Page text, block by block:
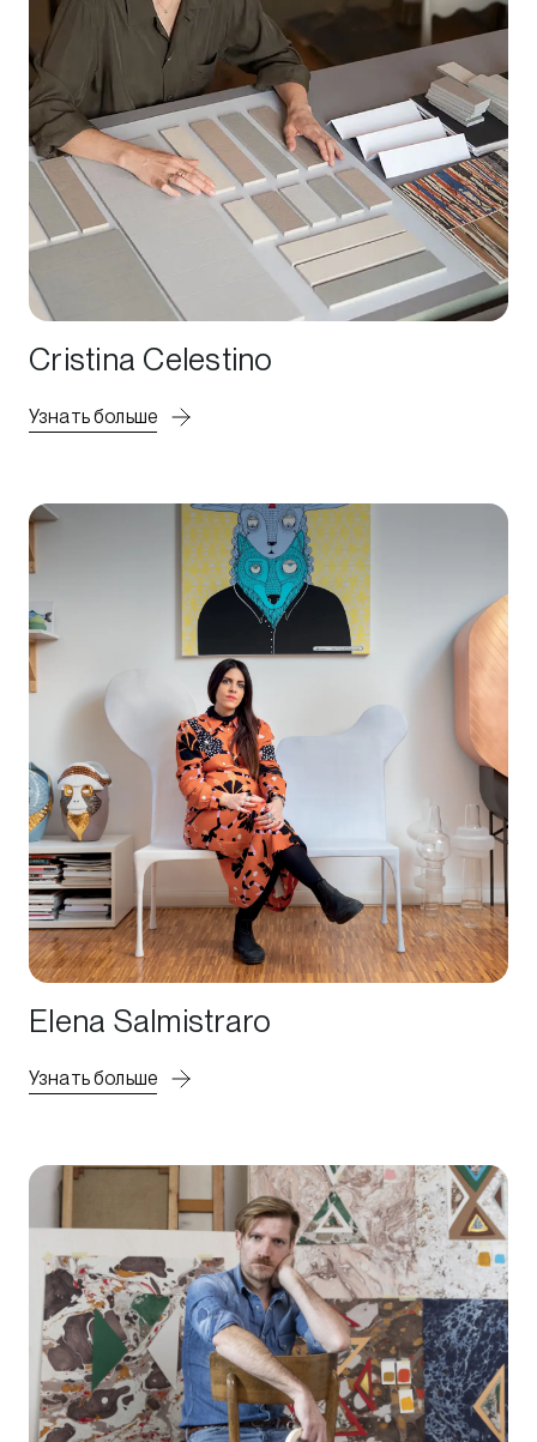
Cristina Celestino
Узнать больше
Elena Salmistraro
Узнать больше